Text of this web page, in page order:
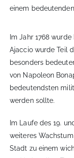
einem
Im Jahr 1768
Ajaccio wurde Teil
besonders
von Napoleon
bedeutendsten
werden sollte.
Im Laufe des 19.
weiteres
Stadt zu einem